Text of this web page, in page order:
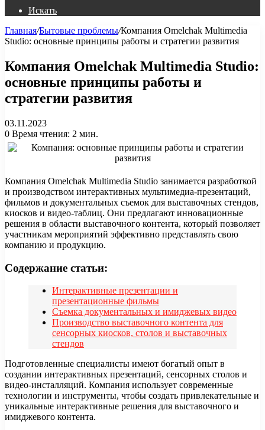
Искать
Главная/Бытовые проблемы/Компания Omelchak Multimedia
Studio: основные принципы работы и стратегии развития
Компания Omelchak Multimedia Studio:
основные принципы работы и
стратегии развития
03.11.2023
0 Время чтения: 2 мин.
Компания Omelchak Multimedia Studio занимается разработкой
и производством интерактивных мультимедиа-презентаций,
фильмов и документальных съемок для выставочных стендов,
киосков и видео-таблиц. Они предлагают инновационные
решения в области выставочного контента, который позволяет
участникам мероприятий эффективно представлять свою
компанию и продукцию.
Содержание статьи:
Интерактивные презентации и
презентационные фильмы
Съемка документальных и имиджевых видео
Производство выставочного контента для
сенсорных киосков, столов и выставочных
стендов
Подготовленные специалисты имеют богатый опыт в
создании интерактивных презентаций, сенсорных столов и
видео-инсталляций. Компания использует современные
технологии и инструменты, чтобы создать привлекательные и
уникальные интерактивные решения для выставочного и
имиджевого контента.